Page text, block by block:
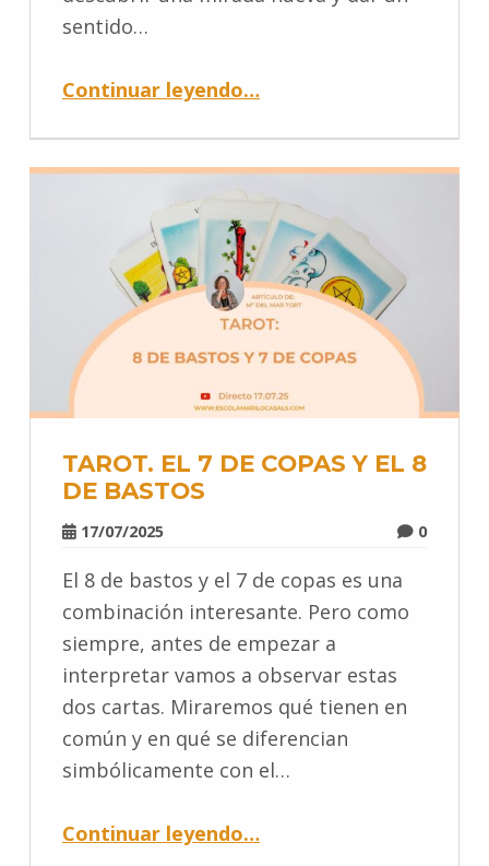
sentido…
Continuar leyendo…
TAROT. EL 7 DE COPAS Y EL 8
DE BASTOS
17/07/2025 0
El 8 de bastos y el 7 de copas es una
combinación interesante. Pero como
siempre, antes de empezar a
interpretar vamos a observar estas
dos cartas. Miraremos qué tienen en
común y en qué se diferencian
simbólicamente con el…
Continuar leyendo…